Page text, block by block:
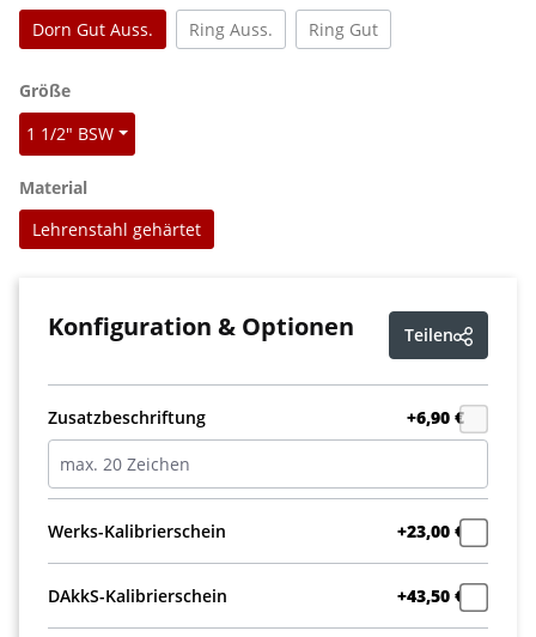
Dorn Gut Auss.
Ring Auss. Ring Gut
Größeauswählen
1 1/2" BSW
Materialauswählen
Lehrenstahl gehärtet
Konfiguration & Optionen Teilen
Zusatzbeschriftung +6,90 €
Werks-Kalibrierschein +23,00 €
DAkkS-Kalibrierschein +43,50 €